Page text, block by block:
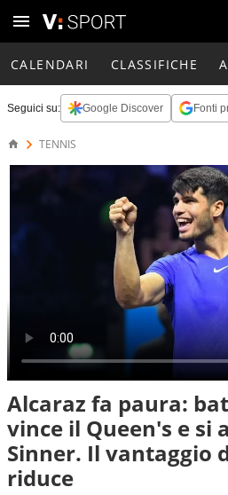
CALENDARI CLASSIFICHE
Seguici su: Google Discover Fonti
TENNIS
Alcaraz fa paura:
vince il Queen's e si
Sinner. Il vantaggio
riduce